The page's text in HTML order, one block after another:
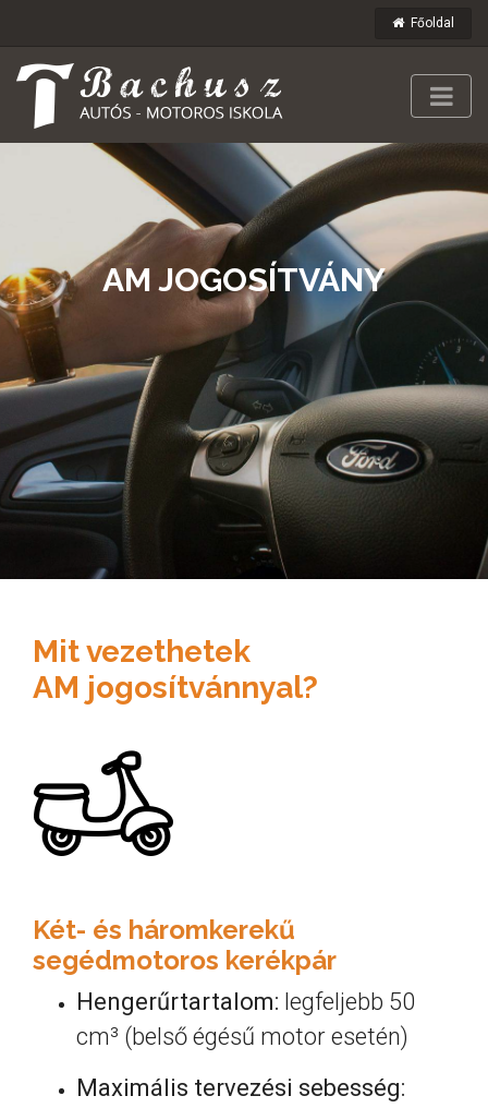
Főoldal
AM JOGOSÍTVÁNY
Mit vezethetek
AM jogosítvánnyal?
Két- és háromkerekű
segédmotoros kerékpár
Hengerűrtartalom: legfeljebb 50
cm³ (belső égésű motor esetén)
Maximális tervezési sebesség: